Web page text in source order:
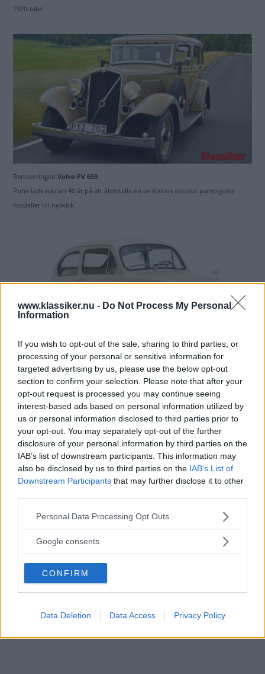
www.klassiker.nu - Do Not Process My Personal
Information
If you wish to opt-out of the sale, sharing to third parties, or
processing of your personal or sensitive information for
targeted advertising by us, please use the below opt-out
section to confirm your selection. Please note that after your
opt-out request is processed you may continue seeing
interest-based ads based on personal information utilized by
us or personal information disclosed to third parties prior to
your opt-out. You may separately opt-out of the further
disclosure of your personal information by third parties on the
IAB’s list of downstream participants. This information may
also be disclosed by us to third parties on the IAB’s List of
Downstream Participants that may further disclose it to other
Please note that this website/app uses one or more Google
not limited to your visit or usage behaviour. You may click to
use your data for below specified purposes in below Google
consent section.
Personal Data Processing Opt Outs
Google consents
CONFIRM
Data Deletion Data Access Privacy Policy
1970-talet.
Renoveringen Volvo PV 659
Rune lade nästan 40 år på att återställa en av Volvos absolut pampigaste
modeller till nyskick.
KlassikerguidenFiat 600
Lite i skuggan av sin ännu gulligare lillebror – det kan du dra nytta av! Fiat 600
bjuder på mycket glädje per krona – och kilo!
Resplanen är ambitiös men vår sportiga Saab missar inte ett kolvslag och tar
Mer innehåll i Klassiker 4/2024